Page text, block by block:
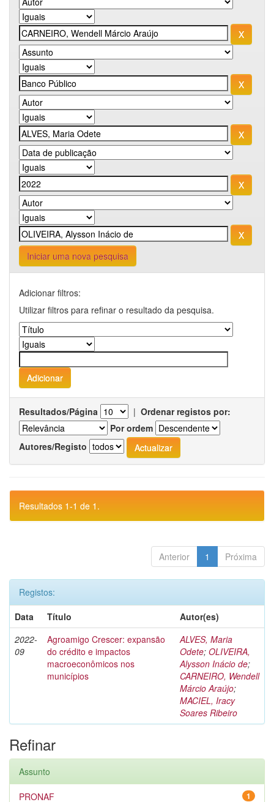
Iniciar uma nova pesquisa
Adicionar filtros:
Utilizar filtros para refinar o resultado da pesquisa.
Resultados/Página | Ordenar registos por:
Por ordem
Autores/Registo
Resultados 1-1 de 1.
Anterior 1 Próxima
Registos:
Data
Título
Autor(es)
2022-
09
Agroamigo Crescer: expansão
do crédito e impactos
macroeconômicos nos
municípios
ALVES, Maria
Odete; OLIVEIRA,
Alysson Inácio de;
CARNEIRO, Wendell
Márcio Araújo;
MACIEL, Iracy
Soares Ribeiro
Refinar
Assunto
1
PRONAF